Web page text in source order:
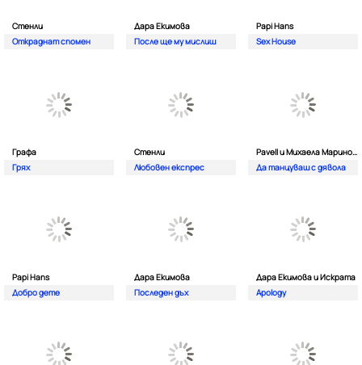
Стенли
Откраднат спомен
Дара Екимова
После ще му мислиш
Papi Hans
Sex House
Графа
Грях
Стенли
Любовен експрес
Pavell и Михаела Маринова
Да танцуваш с дявола
Papi Hans
Добро дете
Дара Екимова
Последен дъх
Дара Екимова и Искрата
Apology